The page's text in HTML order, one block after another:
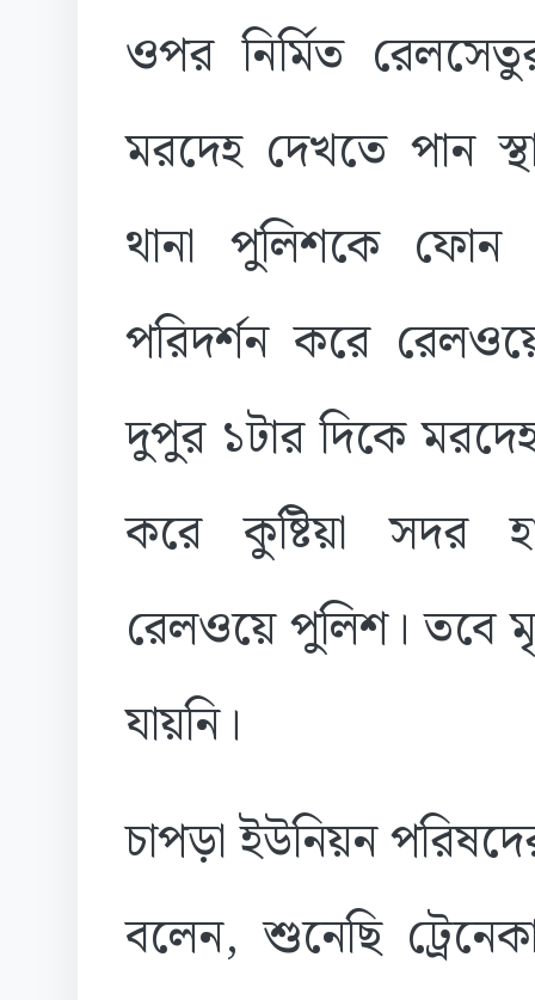
ওপর নির্মিত
মরদেহ দেখতে পান
থানা পুলিশকে ফোন
পরিদর্শন করে
দুপুর ১টার দিকে
করে কুষ্টিয়া সদর
রেলওয়ে পুলিশ। তবে
যায়নি।
চাপড়া ইউনিয়ন
বলেন, শুনেছি